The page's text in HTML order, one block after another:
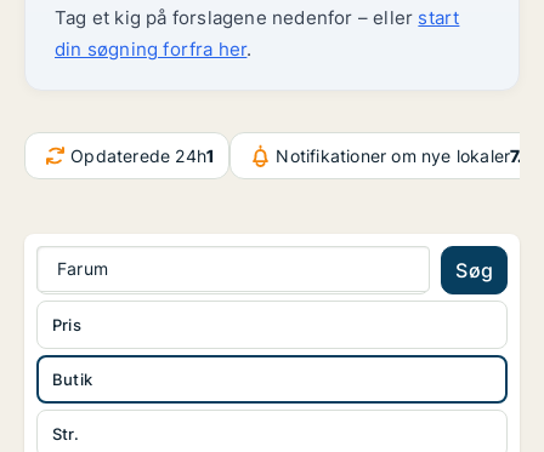
Tag et kig på forslagene nedenfor – eller start
din søgning forfra her.
Opdaterede 24h1 Notifikationer om nye lokaler
Farum Søg
Butik
Str.
Pris